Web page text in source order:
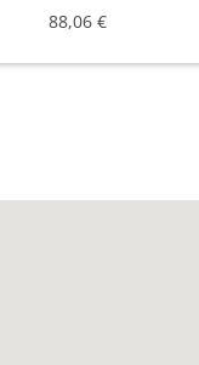
88,06 €